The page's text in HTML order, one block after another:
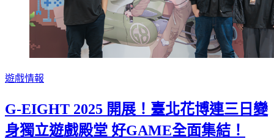
遊戲情報
G-EIGHT 2025 開展！臺北花博連三日變
身獨立遊戲殿堂 好GAME全面集結！